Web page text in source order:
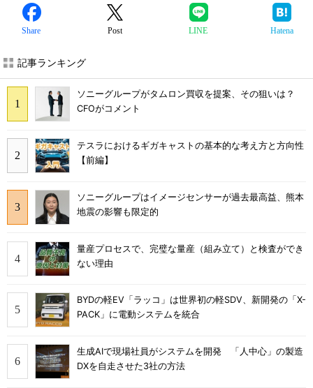
Share Post LINE Hatena
記事ランキング
ソニーグループがタムロン買収を提案、その狙いは？
CFOがコメント
テスラにおけるギガキャストの基本的な考え方と方向性
【前編】
ソニーグループはイメージセンサーが過去最高益、熊本
地震の影響も限定的
量産プロセスで、完璧な量産（組み立て）と検査ができ
ない理由
BYDの軽EV「ラッコ」は世界初の軽SDV、新開発の「X-
PACK」に電動システムを統合
生成AIで現場社員がシステムを開発 「人中心」の製造
DXを自走させた3社の方法